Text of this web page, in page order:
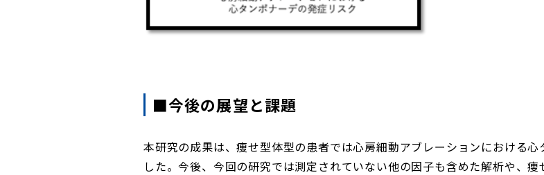
■今後の展望と課題
本研究の成果は、痩せ型体型の患者では心房細動アブレーションにおける
した。今後、今回の研究では測定されていない他の因子も含めた解析や、